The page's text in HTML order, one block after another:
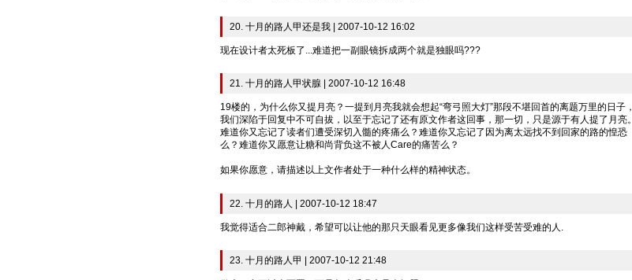
20. 十月的路人甲还是我 | 2007-10-12 16:02
现在设计者太死板了...难道把一副眼镜拆成两个就是独眼吗???
21. 十月的路人甲状腺 | 2007-10-12 16:48
19楼的，为什么你又提月亮？一提到月亮我就会想起“弯弓照大灯”那段不堪回首的离题万里的日子，
我们深陷于回复中不可自拔，以至于忘记了还有原文作者这回事，那一切，只是源于有人提了月亮。
难道你又忘记了读者们遭受深切入髓的疼痛么？难道你又忘记了因为离太远找不到回家的路的惶恐
么？难道你又愿意让糖和尚背负这不被人Care的痛苦么？
如果你愿意，请描述以上文作者处于一种什么样的精神状态。
22. 十月的路人 | 2007-10-12 18:47
我觉得适合二郎神戴，希望可以让他的那只天眼看见更多像我们这样受苦受难的人.
23. 十月的路人甲 | 2007-10-12 21:48